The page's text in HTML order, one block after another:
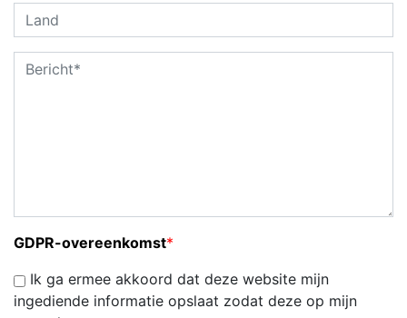
GDPR-overeenkomst*
Ik ga ermee akkoord dat deze website mijn
ingediende informatie opslaat zodat deze op mijn